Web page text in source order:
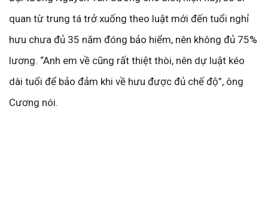
quan từ trung tá trở xuống theo luật mới đến tuổi nghỉ
hưu chưa đủ 35 năm đóng bảo hiểm, nên không đủ 75%
lương. “Anh em về cũng rất thiệt thòi, nên dự luật kéo
dài tuổi để bảo đảm khi về hưu được đủ chế độ”, ông
Cương nói.